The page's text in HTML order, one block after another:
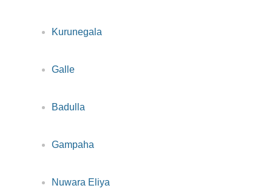
Kurunegala
Galle
Badulla
Gampaha
Nuwara Eliya